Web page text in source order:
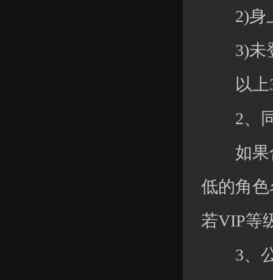
2)身上
3)未登
以上3
2、同
如果合
低的角
若VIP等
3、公